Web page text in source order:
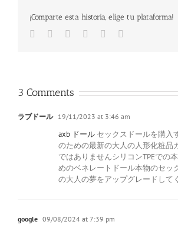
¡Comparte esta historia, elige tu plataforma!
Facebook
TwitterLinkedInGoogle+Pinterest
3 Comments
ラブドール 19/11/2023 at 3:46 am
axb ドール セックスドールを購入
のための最新の大人の人形化粧品
ではありませんシリコンTPEでの
めのベネレートドール本物のセッ
の大人の夢をアップグレードして
google 09/08/2024 at 7:39 pm